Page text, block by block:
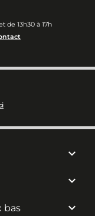
de 13h30 à 17h


bas 